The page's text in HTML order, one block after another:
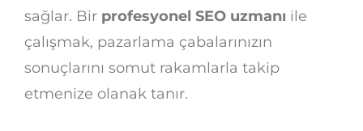
sağlar. Bir profesyonel SEO uzmanı ile
çalışmak, pazarlama çabalarınızın
sonuçlarını somut rakamlarla takip
etmenize olanak tanır.